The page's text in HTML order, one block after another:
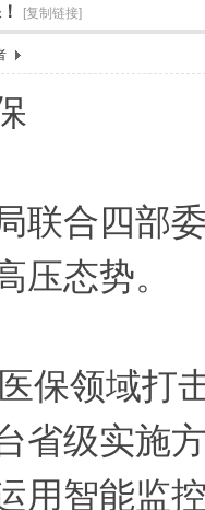
[复制链接]
联合四部
压态势。
保领域打
省级实施
用智能监